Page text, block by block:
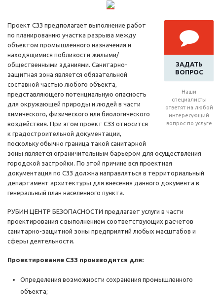
ЗАДАТЬ
ВОПРОС
Наши
специалисты
ответят на любой
интересующий
вопрос по услуге
Проект СЗЗ предполагает выполнение работ
по планированию участка разрыва между
объектом промышленного назначения и
находящимися поблизости жилыми/
общественными зданиями. Санитарно-
защитная зона является обязательной
составной частью любого объекта,
представляющего потенциальную опасность
для окружающей природы и людей в части
химического, физического или биологического
воздействия. При этом проект СЗЗ относится
к градостроительной документации,
поскольку обычно граница такой санитарной
зоны является ограничительным барьером для осуществления
городской застройки. По этой причине вся проектная
документация по СЗЗ должна направляться в территориальный
департамент архитектуры для внесения данного документа в
генеральный план населенного пункта.
РУБИН ЦЕНТР БЕЗОПАСНОСТИ предлагает услуги в части
проектирования с выполнением соответствующих расчетов
санитарно-защитной зоны предприятий любых масштабов и
сферы деятельности.
Проектирование СЗЗ производится для:
Определения возможности сохранения промышленного
объекта;